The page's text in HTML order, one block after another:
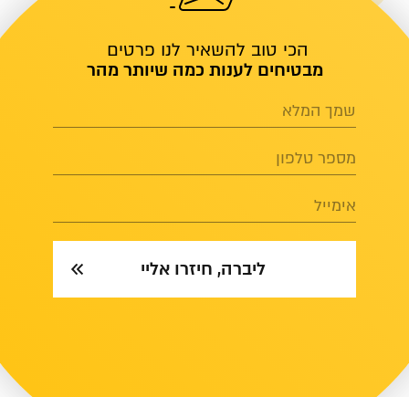
הכי טוב להשאיר לנו פרטים
מבטיחים לענות כמה שיותר מהר
שמך המלא
מספר טלפון
אימייל
ליברה, חיזרו אליי